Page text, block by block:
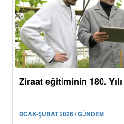
Ziraat eğitiminin 180. Yılı
OCAK-ŞUBAT 2026 / GÜNDEM